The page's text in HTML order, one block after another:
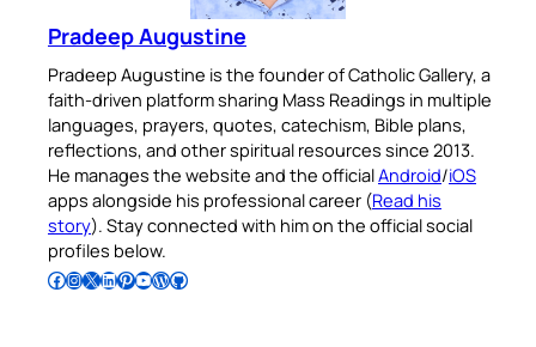
Pradeep Augustine
Pradeep Augustine is the founder of Catholic Gallery, a
faith-driven platform sharing Mass Readings in multiple
languages, prayers, quotes, catechism, Bible plans,
reflections, and other spiritual resources since 2013.
He manages the website and the officialAndroid/iOS
apps alongside his professional career (Read his
story). Stay connected with him on the official social
profiles below.
Follow Pradeep on Facebook Follow Pradeep on InstagramFollow Pradeep on X Follow Pradeep on LinkedIn Follow Pradeep on Pinterest Subscribe to Pradeep’s Youtube Channel Follow Pradeep on WordPress Follow Pradeep on GitHub